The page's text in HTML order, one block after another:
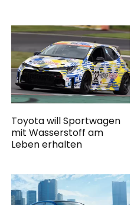
Toyota will Sportwagen
mit Wasserstoff am
Leben erhalten